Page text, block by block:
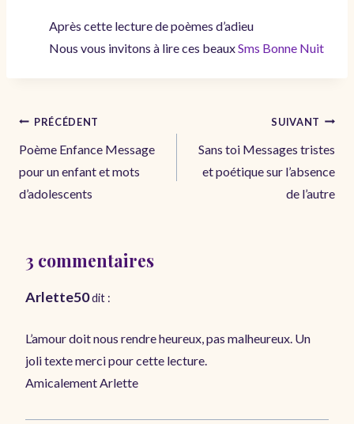
Après cette lecture de poèmes d’adieu
Nous vous invitons à lire ces beauxSms Bonne Nuit
Navigation
de
l’article
PRÉCÉDENT
Poème Enfance Message
pour un enfant et mots
d’adolescents
SUIVANT
Sans toi Messages tristes
et poétique sur l’absence
de l’autre
3 commentaires
Arlette50dit :
L’amour doit nous rendre heureux, pas malheureux. Un
joli texte merci pour cette lecture.
Amicalement Arlette